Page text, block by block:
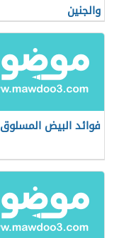
والجنين
فوائد البيض المسلوق